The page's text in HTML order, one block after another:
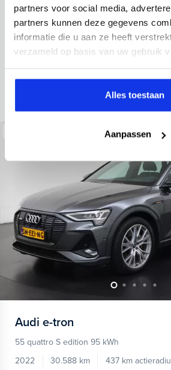
partners voor social media,
partners kunnen deze gegevens
informatie die u aan ze heeft
verzameld op basis van uw gebruik
Alles toestaan
Aanpassen
Hybride benzine
achteruitrijcamera
Apple Carplay/
Kopen
Op aanvraag
Audi e-tron
55 quattro S edition 95 kWh
2022
30.588 km 437 km